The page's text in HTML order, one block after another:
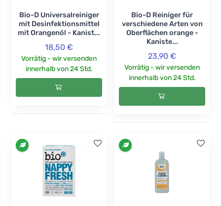
Bio-D Universalreiniger
mit Desinfektionsmittel
mit Orangenöl - Kanist...
18,50 €
Vorrätig - wir versenden
innerhalb von 24 Std.
Bio-D Reiniger für
verschiedene Arten von
Oberflächen orange -
Kaniste...
23,90 €
Vorrätig - wir versenden
innerhalb von 24 Std.